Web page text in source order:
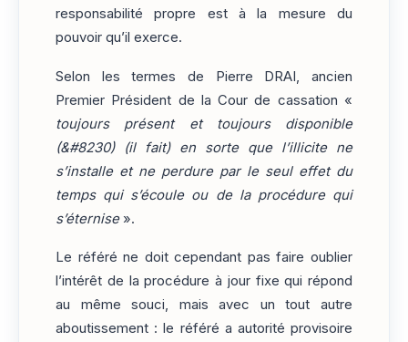
responsabilité propre est à la mesure du
pouvoir qu’il exerce.
Selon les termes de Pierre DRAI, ancien
Premier Président de la Cour de cassation «
toujours présent et toujours disponible
(&#8230) (il fait) en sorte que l’illicite ne
s’installe et ne perdure par le seul effet du
temps qui s’écoule ou de la procédure qui
s’éternise».
Le référé ne doit cependant pas faire oublier
l’intérêt de la procédure à jour fixe qui répond
au même souci, mais avec un tout autre
aboutissement : le référé a autorité provisoire